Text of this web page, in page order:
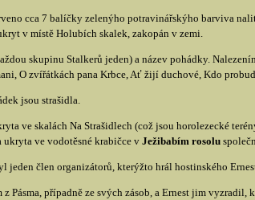
cca 7 balíčky zelenýho potravinářskýho barviva
v místě Holubích skalek, zakopán v zemi.
skupinu Stalkerů jeden) a název pohádky.
O zvířátkách pana Krbce, Ať žijí duchové, Kdo
jsou strašidla.
ve skalách Na Strašidlech (což jsou horolezecké
ukryta ve vodotěsné krabičce vJežibabím rosolu
jeden člen organizátorů, kterýžto hrál hostinského
Pásma, případně ze svých zásob, a Ernest jim vyzradil,